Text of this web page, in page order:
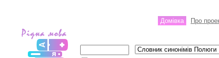
Домівка Про